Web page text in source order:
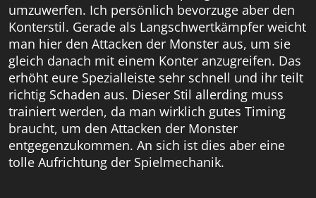
umzuwerfen. Ich persönlich bevorzuge aber den
Konterstil. Gerade als Langschwertkämpfer weicht
man hier den Attacken der Monster aus, um sie
gleich danach mit einem Konter anzugreifen. Das
erhöht eure Spezialleiste sehr schnell und ihr teilt
richtig Schaden aus. Dieser Stil allerding muss
trainiert werden, da man wirklich gutes Timing
braucht, um den Attacken der Monster
entgegenzukommen. An sich ist dies aber eine
tolle Aufrichtung der Spielmechanik.